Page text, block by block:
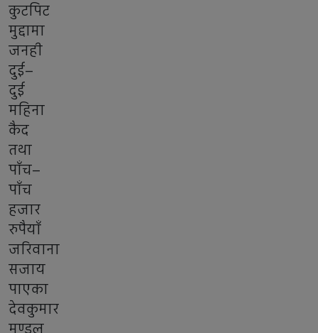
कुटपिट
मुद्दामा
जनही
दुई–
दुई
महिना
कैद
तथा
पाँच–
पाँच
हजार
रुपैयाँ
जरिवाना
सजाय
पाएका
देवकुमार